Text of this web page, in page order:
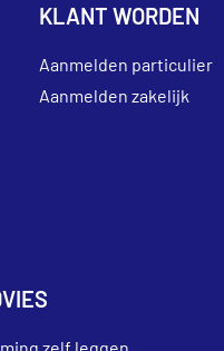
KLANT WORDEN
Aanmelden particulier
Aanmelden zakelijk